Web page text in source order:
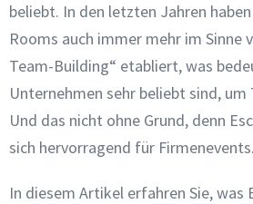
beliebt. In den letzten Jahren
Rooms auch immer mehr im Sinne
Team-Building“ etabliert, was
Unternehmen sehr beliebt sind, um
Und das nicht ohne Grund, denn
sich hervorragend für Firmenevents.
In diesem Artikel erfahren Sie, was